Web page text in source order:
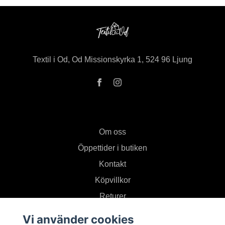
Textil i Od, Od Missionskyrka 1, 524 96 Ljung
Om oss
Öppettider i butiken
Kontakt
Köpvillkor
Returer
Vi använder cookies